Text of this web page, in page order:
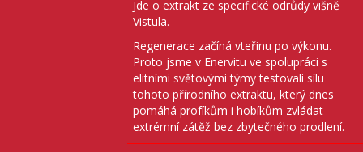
Jde o extrakt ze specifické odrůdy višně
Vistula.
Regenerace začíná vteřinu po výkonu.
Proto jsme v Enervitu ve spolupráci s
elitními světovými týmy testovali sílu
tohoto přírodního extraktu, který dnes
pomáhá profíkům i hobíkům zvládat
extrémní zátěž bez zbytečného prodlení.